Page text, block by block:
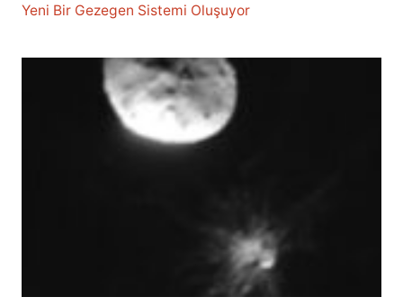
Yeni Bir Gezegen Sistemi Oluşuyor